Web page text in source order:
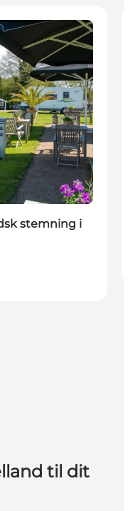
stemning i
til dit